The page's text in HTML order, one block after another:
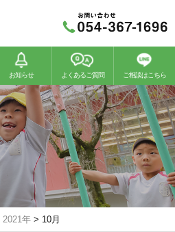
若竹こどもの森
お知らせ よくあるご質問 ご相談はこちら
2021年> 10月